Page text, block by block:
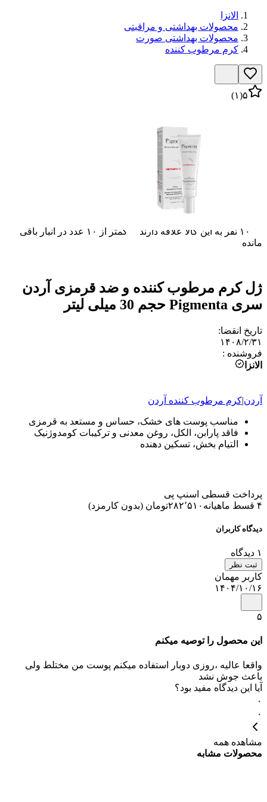
الانزا
محصولات بهداشتی و مراقبتی
محصولات بهداشتی صورت
کرم مرطوب کننده
۵(۱)
۱۰ نفر به این کالا علاقه دارند
کمتر از ۱۰ عدد در انبار باقی
مانده
ژل کرم مرطوب کننده و ضد قرمزی آردن
سری Pigmenta حجم 30 میلی لیتر
تاریخ انقضا:
۱۴۰۸/۲/۳۱
فروشنده :
الانزا
آردن|کرم مرطوب کننده آردن
مناسب پوست های خشک، حساس و مستعد به قرمزی
فاقد پارابن، الکل، روغن معدنی و ترکیبات کومدوژنیک
التیام بخش، تسکین دهنده
پرداخت قسطی اسنپ پی
۴ قسط ماهیانه
۲۸۲٬۵۱۰تومان (بدون کارمزد)
دیدگاه کاربران
۱ دیدگاه
ثبت نظر
کاربر مهمان
۱۴۰۴/۱۰/۱۶
۵
این محصول را توصیه میکنم
واقعا عالیه ،روزی دوبار استفاده میکنم پوست من مختلط ولی
باعث جوش نشد
آیا این دیدگاه مفید بود؟
۰
۰
مشاهده همه
محصولات مشابه